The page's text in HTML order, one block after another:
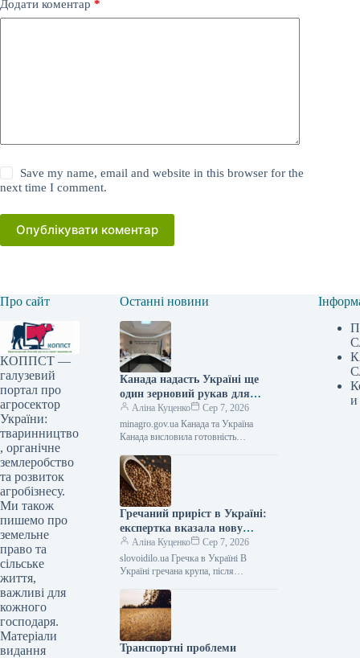
Додати коментар *
Save my name, email and website in this browser for the
next time I comment.
Опублікувати коментар
Про сайт
КОППСТ —
галузевий
портал про
агросектор
України:
тваринництво
, органічне
землеробство
та розвиток
агробізнесу.
Ми також
пишемо про
земельне
право та
сільське
життя,
важливі для
кожного
господаря.
Матеріали
видання
Останні новини
Канада надасть Україні ще
один зерновий рукав для
вирішення проблем з
експортом — АГРОПОЛІТ
Аліна Куценко
Сер 7, 2026
minagro.gov.ua Канада та Україна
Канада висловила готовність
сховищами для зерна у вигляді
спеціальних рукавів, призначених для
Гречаний приріст в Україні:
експертка вказала нову
вартість – АГРОПОЛІТ
Аліна Куценко
Сер 7, 2026
slovoidilo.ua Гречка в Україні В
Україні гречана крупа, після
ймовірно, знову почне зростати в ціні.
У серпні…
Транспортні проблеми
и